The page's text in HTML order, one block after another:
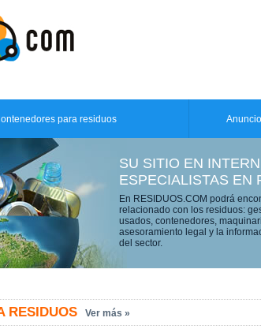
para residuos
SU SITIO EN
ESPECIALISTAS EN
En RESIDUOS.COM podrá
relacionado con los residuos:
usados, contenedores,
asesoramiento legal y la
del sector.
RESIDUOS Ver más »